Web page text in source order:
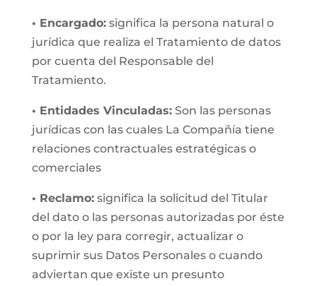
• Encargado:significa la persona natural o
jurídica que realiza el Tratamiento de datos
por cuenta del Responsable del
Tratamiento.
• Entidades Vinculadas:Son las personas
jurídicas con las cuales La Compañía tiene
relaciones contractuales estratégicas o
comerciales
• Reclamo:significa la solicitud del Titular
del dato o las personas autorizadas por éste
o por la ley para corregir, actualizar o
suprimir sus Datos Personales o cuando
adviertan que existe un presunto